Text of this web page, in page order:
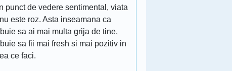
punct de vedere sentimental, viata
este roz. Asta inseamana ca
sa ai mai multa grija de tine,
sa fii mai fresh si mai pozitiv in
ce faci.